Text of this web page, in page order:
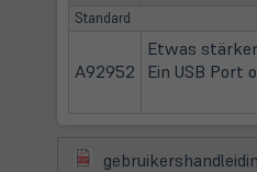
Standard
A92952
Etwas
Ein USB Port
(öffnet